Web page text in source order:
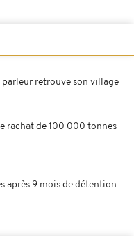
retrouve son village
rachat de 100 000 tonnes
après 9 mois de détention